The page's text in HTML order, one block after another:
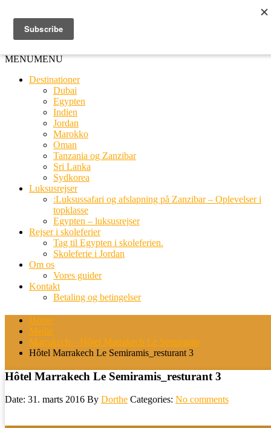
MENUMENU
Destinationer
Dubai
Egypten
Indien
Jordan
Marokko
Oman
Tanzania og Zanzibar
Sri Lanka
Sydkorea
Luksusrejser
:Luksussafari og afslapning på Zanzibar – Oplevelser i
topklasse
Egypten – luksusrejser
Rejser i skoleferier
Tag til Egypten i skoleferien.
Skoleferie i Jordan
Om os
Vores guider
Kontakt
Betaling og betingelser
Home
Medie
Marrakech – Hôtel Marrakech Le Semiramis
Hôtel Marrakech Le Semiramis_resturant 3
Hôtel Marrakech Le Semiramis_resturant 3
Date: 31. marts 2016 By Dorthe Categories: No comments